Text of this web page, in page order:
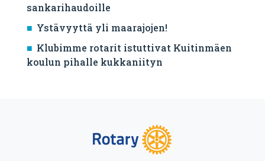
sankarihaudoille
Ystävyyttä yli maarajojen!
Klubimme rotarit istuttivat Kuitinmäen
koulun pihalle kukkaniityn